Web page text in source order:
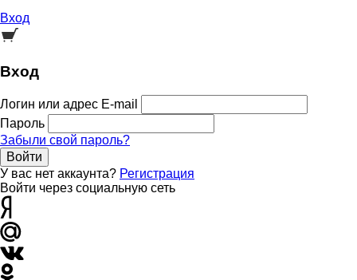
Вход
Вход
Логин или адрес E-mail
Пароль
Забыли свой пароль?
Войти
У вас нет аккаунта? Регистрация
Войти через социальную сеть